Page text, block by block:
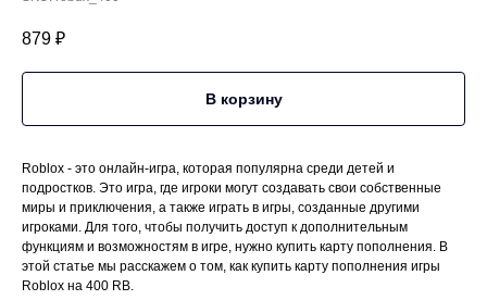
879 ₽
В корзину
Roblox - это онлайн-игра, которая популярна среди детей и
подростков. Это игра, где игроки могут создавать свои собственные
миры и приключения, а также играть в игры, созданные другими
игроками. Для того, чтобы получить доступ к дополнительным
функциям и возможностям в игре, нужно купить карту пополнения. В
этой статье мы расскажем о том, как купить карту пополнения игры
Roblox на 400 RB.